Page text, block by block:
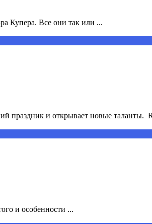
Купера. Все они так или ...
праздник и открывает новые таланты.
и особенности ...